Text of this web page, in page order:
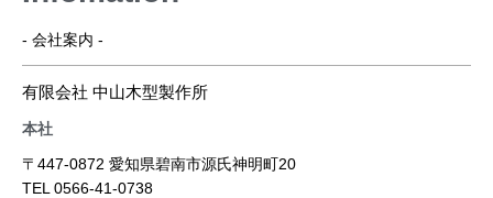
- 会社案内 -
有限会社 中山木型製作所
本社
〒447-0872 愛知県碧南市源氏神明町20
TEL 0566-41-0738